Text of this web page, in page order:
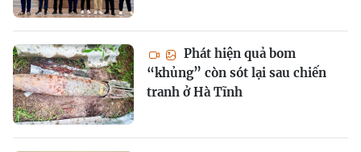
Phát hiện quả bom
“khủng” còn sót lại sau chiến
tranh ở Hà Tĩnh